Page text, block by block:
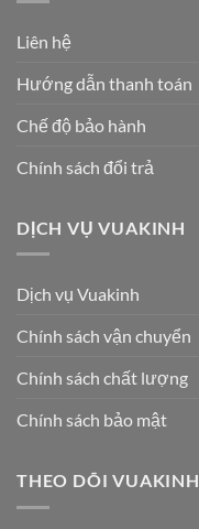
Liên hệ
Hướng dẫn thanh toán
Chế độ bảo hành
Chính sách đổi trả
DỊCH VỤ VUAKINH
Dịch vụ Vuakinh
Chính sách vận chuyển
Chính sách chất lượng
Chính sách bảo mật
THEO DÕI VUAKINH